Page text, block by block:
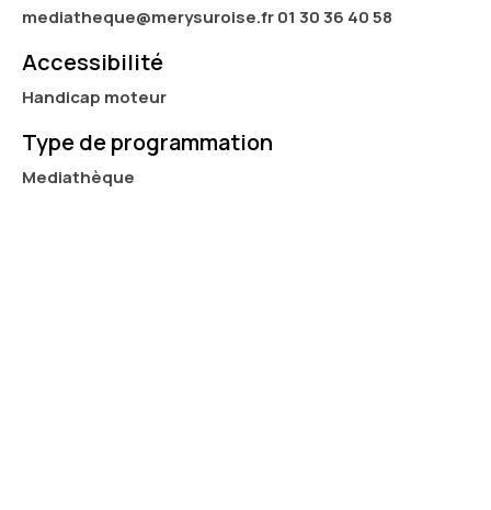
mediatheque@merysuroise.fr 01 30 36 40 58
Accessibilité
Handicap moteur
Type de programmation
Mediathèque